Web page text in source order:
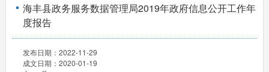
海丰县政务服务数据管理局2019年政府信息公开工作年
度报告
发布日期： 2022-11-29
成文日期： 2020-01-19